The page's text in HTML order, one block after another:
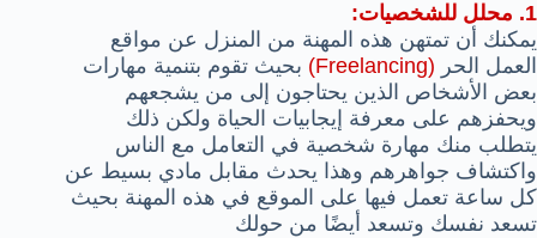
1. محلل للشخصيات:
يمكنك أن تمتهن هذه المهنة من المنزل عن مواقع
العمل الحر (Freelancing)
بحيث تقوم بتنمية مهارات
بعض الأشخاص الذين يحتاجون إلى من يشجعهم
ويحفزهم على معرفة إيجابيات الحياة ولكن ذلك
يتطلب منك مهارة شخصية في التعامل مع الناس
واكتشاف جواهرهم وهذا يحدث مقابل مادي بسيط عن
كل ساعة تعمل فيها على الموقع في هذه المهنة بحيث
تسعد نفسك وتسعد أيضًا من حولك